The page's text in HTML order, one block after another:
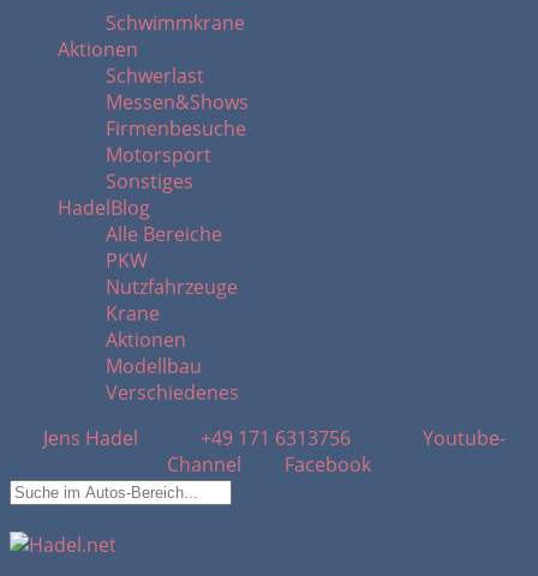
Schwimmkrane
Aktionen
Schwerlast
Messen&Shows
Firmenbesuche
Motorsport
Sonstiges
HadelBlog
Alle Bereiche
PKW
Nutzfahrzeuge
Krane
Aktionen
Modellbau
Verschiedenes
Jens Hadel
+49 171 6313756
Youtube-
Channel
Facebook